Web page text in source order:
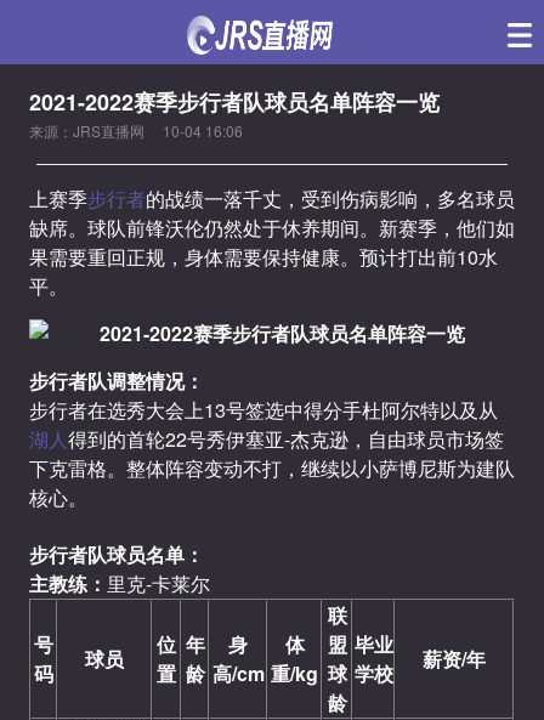
2021-2022赛季步行者队球员名单阵容一览
来源：JRS直播网 10-04 16:06
上赛季步行者的战绩一落千丈，受到伤病影响，多名球员
缺席。球队前锋沃伦仍然处于休养期间。新赛季，他们如
果需要重回正规，身体需要保持健康。预计打出前10水
平。
步行者队调整情况：
步行者在选秀大会上13号签选中得分手杜阿尔特以及从
湖人得到的首轮22号秀伊塞亚-杰克逊，自由球员市场签
下克雷格。整体阵容变动不打，继续以小萨博尼斯为建队
核心。
步行者队球员名单：
主教练： 里克-卡莱尔
号
码
球员
位
置
年
龄
身
高/cm
体
重/kg
联
盟
球
龄
毕业
学校
薪资/年